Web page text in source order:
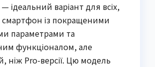
ідеальний варіант для всіх,
смартфон із покращеними
параметрами та
функціоналом, але
ніж Pro-версії. Цю модель